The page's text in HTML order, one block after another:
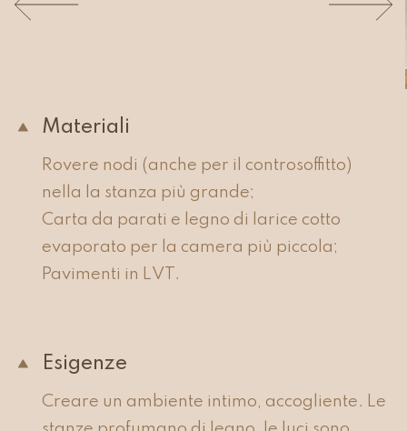
Materiali
Rovere nodi (anche per il controsoffitto)
nella la stanza più grande;
Carta da parati e legno di larice cotto
evaporato per la camera più piccola;
Pavimenti in LVT.
Esigenze
Creare un ambiente intimo, accogliente. Le